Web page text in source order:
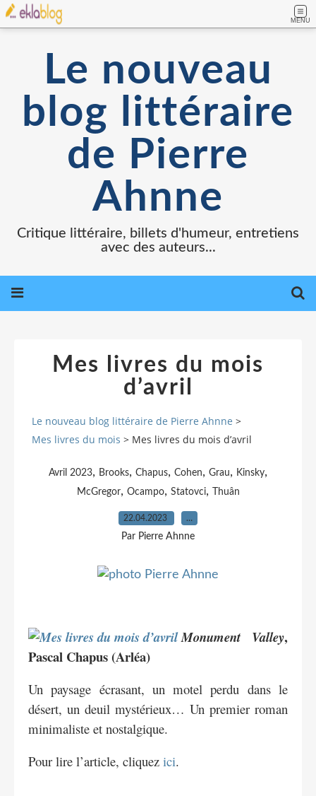
MENU
Le nouveau
blog littéraire
de Pierre
Ahnne
Critique littéraire, billets d'humeur, entretiens
avec des auteurs...
Mes livres du mois
d’avril
Le nouveau blog littéraire de Pierre Ahnne >
Mes livres du mois > Mes livres du mois d’avril
Avril 2023, Brooks, Chapus, Cohen, Grau, Kinsky,
McGregor, Ocampo, Statovci, Thuân
22.04.2023 …
Par Pierre Ahnne
Monument Valley,
Pascal Chapus (Arléa)
Un paysage écrasant, un motel perdu dans le
désert, un deuil mystérieux… Un premier roman
minimaliste et nostalgique.
Pour lire l’article, cliquez ici.